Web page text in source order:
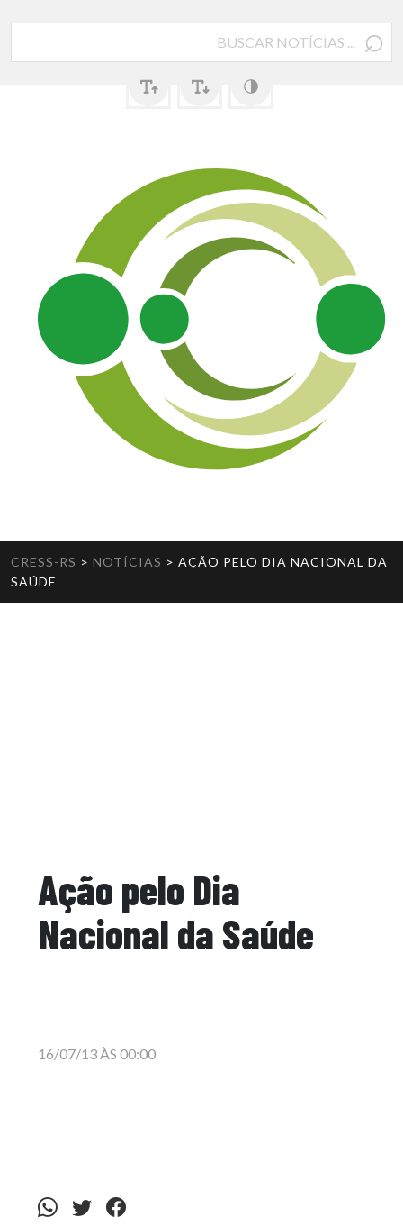
⌕
CRESS-RS > NOTÍCIAS > AÇÃO PELO DIA NACIONAL DA
SAÚDE
Ação pelo Dia
Nacional da Saúde
16/07/13 ÀS 00:00